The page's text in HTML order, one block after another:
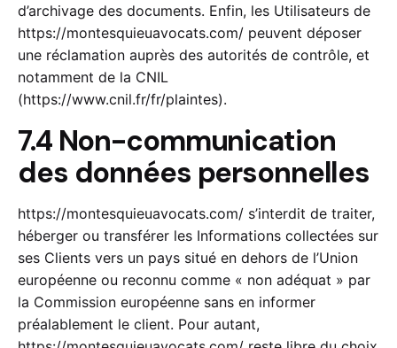
d’archivage des documents. Enfin, les Utilisateurs de
https://montesquieuavocats.com/ peuvent déposer
une réclamation auprès des autorités de contrôle, et
notamment de la CNIL
(https://www.cnil.fr/fr/plaintes).
7.4 Non-communication
des données personnelles
https://montesquieuavocats.com/ s’interdit de traiter,
héberger ou transférer les Informations collectées sur
ses Clients vers un pays situé en dehors de l’Union
européenne ou reconnu comme « non adéquat » par
la Commission européenne sans en informer
préalablement le client. Pour autant,